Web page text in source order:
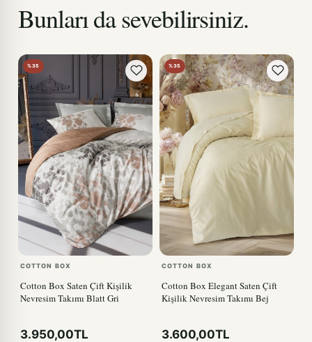
Bunları da sevebilirsiniz.
%35
COTTON BOX
Cotton Box Saten Çift Kişilik
Nevresim Takımı Blatt Gri
3.950,00TL
%35
COTTON BOX
Cotton Box Elegant Saten Çift
Kişilik Nevresim Takımı Bej
3.600,00TL